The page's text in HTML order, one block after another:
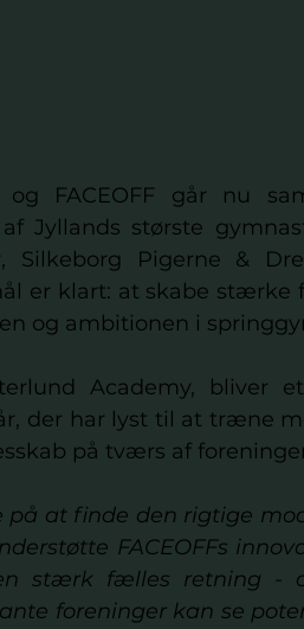
og FACEOFF går nu
Jyllands største
Silkeborg Pigerne &
er klart: at skabe stærke
og ambitionen i
Academy, bliver
år, der har lyst til at træne
på tværs af
at finde den rigtige
FACEOFFs
stærk fælles retning -
foreninger kan se